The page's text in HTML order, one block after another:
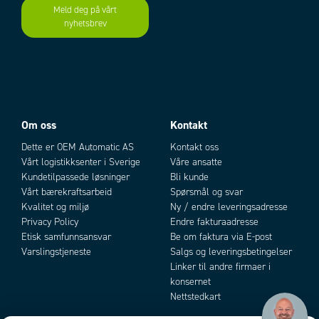
Spenning AC maks.
Vekt total 110 g
Add to existing cart row
Meld deg på vårt
nyhetsbrev
Om oss
Dette er OEM Automatic AS
Vårt logistikksenter i Sverige
Kundetilpassede løsninger
Vårt bærekraftsarbeid
Kvalitet og miljø
Privacy Policy
Etisk samfunnsansvar
Varslingstjeneste
Kontakt
Kontakt oss
Våre ansatte
Bli kunde
Spørsmål og svar
Ny / endre leveringsadresse
Endre fakturaadresse
Be om faktura via E-post
Salgs og leveringsbetingelser
Linker til andre firmaer i
konsernet
Nettstedkart